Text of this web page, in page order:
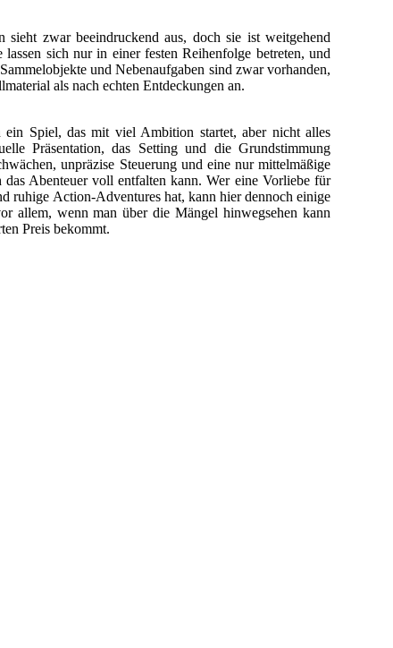
zwar beeindruckend aus, doch sie ist weitgehend
sich nur in einer festen Reihenfolge betreten, und
und Nebenaufgaben sind zwar vorhanden,
als nach echten Entdeckungen an.
Spiel, das mit viel Ambition startet, aber nicht alles
Präsentation, das Setting und die Grundstimmung
unpräzise Steuerung und eine nur mittelmäßige
das Abenteuer voll entfalten kann. Wer eine Vorliebe für
ruhige Action-Adventures hat, kann hier dennoch einige
allem, wenn man über die Mängel hinwegsehen kann
Preis bekommt.